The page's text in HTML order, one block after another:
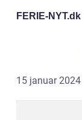
FERIE-NYT.dk
15 januar 2024